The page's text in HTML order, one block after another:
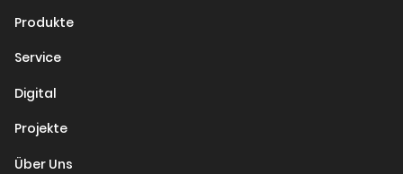
Produkte
Service
Digital
Projekte
Über Uns